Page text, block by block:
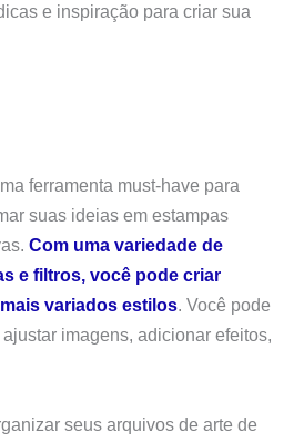
e inspiração para criar sua
ferramenta must-have para
suas ideias em estampas
Com uma variedade de
e filtros, você pode criar
variados estilos. Você pode
imagens, adicionar efeitos,
seus arquivos de arte de